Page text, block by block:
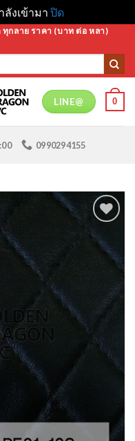
งเข้ามา ปิด
กลาย ราคา (บาท ต่อ หลา)
LINE@ 0
0990294155
Add to